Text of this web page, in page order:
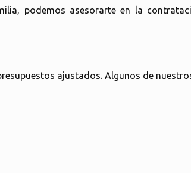
podemos asesorarte en la
ajustados. Algunos de